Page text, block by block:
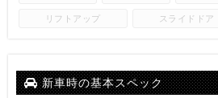
リフトアップ スライドドア
新車時の基本スペック